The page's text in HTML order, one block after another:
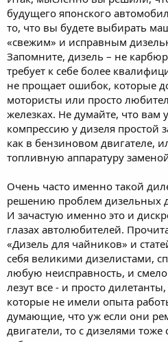
будущего японского
то, что вы будете выбирать
«свежим» и исправным
Запомните, дизель – не
требует к себе более
не прощает ошибок, которые
мотористы или просто
железках. Не думайте, что вам
компрессию у дизеля
как в бензиновом двигателе,
топливную аппаратуру
Очень часто именно такой
решению проблем дизельных
И зачастую именно это и
глазах автолюбителей.
«Дизель для чайников» и
себя великими дизелистами,
любую неисправность, и
лезут все - и просто
которые не имели опыта
думающие, что уж если они
двигатели, то с дизелями тоже